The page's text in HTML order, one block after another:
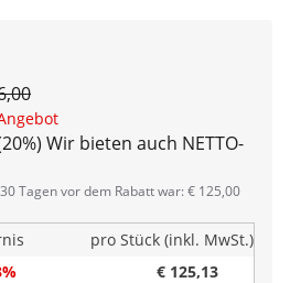
Wir bieten auch NETTO-
Tagen vor dem Rabatt war: € 125,00
pro Stück (inkl. MwSt.)
€ 125,13